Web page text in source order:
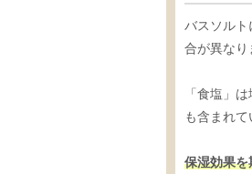
バスソルト
合が異なり
「食塩」
も含まれて
保湿効果を